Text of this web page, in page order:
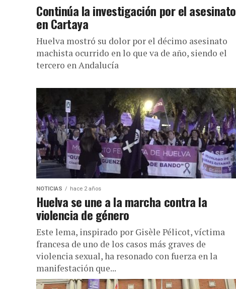
Continúa la investigación por el asesinato
en Cartaya
Huelva mostró su dolor por el décimo asesinato
machista ocurrido en lo que va de año, siendo el
tercero en Andalucía
NOTICIAS hace 2 años
Huelva se une a la marcha contra la
violencia de género
Este lema, inspirado por Gisèle Pélicot, víctima
francesa de uno de los casos más graves de
violencia sexual, ha resonado con fuerza en la
manifestación que...